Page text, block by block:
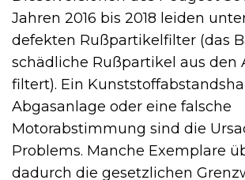
Jahren 2016 bis 2018 leiden
defekten Rußpartikelfilter (das
schädliche Rußpartikel aus den
filtert). Ein
Abgasanlage oder eine falsche
Motorabstimmung sind die
Problems. Manche Exemplare
dadurch die gesetzlichen